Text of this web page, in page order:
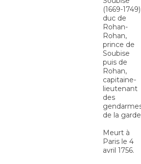
(1669-
duc de
Rohan-
Rohan,
prince de
Soubise
puis de
Rohan,
capitaine-
lieutenant
des
de la
Meurt à
Paris le 4
avril 1756.